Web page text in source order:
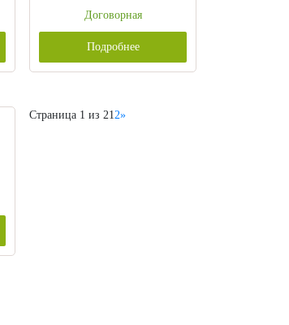
Договорная
Подробнее
Страница 1 из 212»